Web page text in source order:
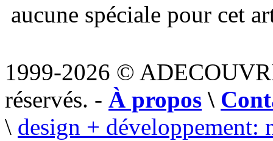
aucune spéciale pour cet
1999-2026 ©
réservés. - À propos \
\ design + développement: